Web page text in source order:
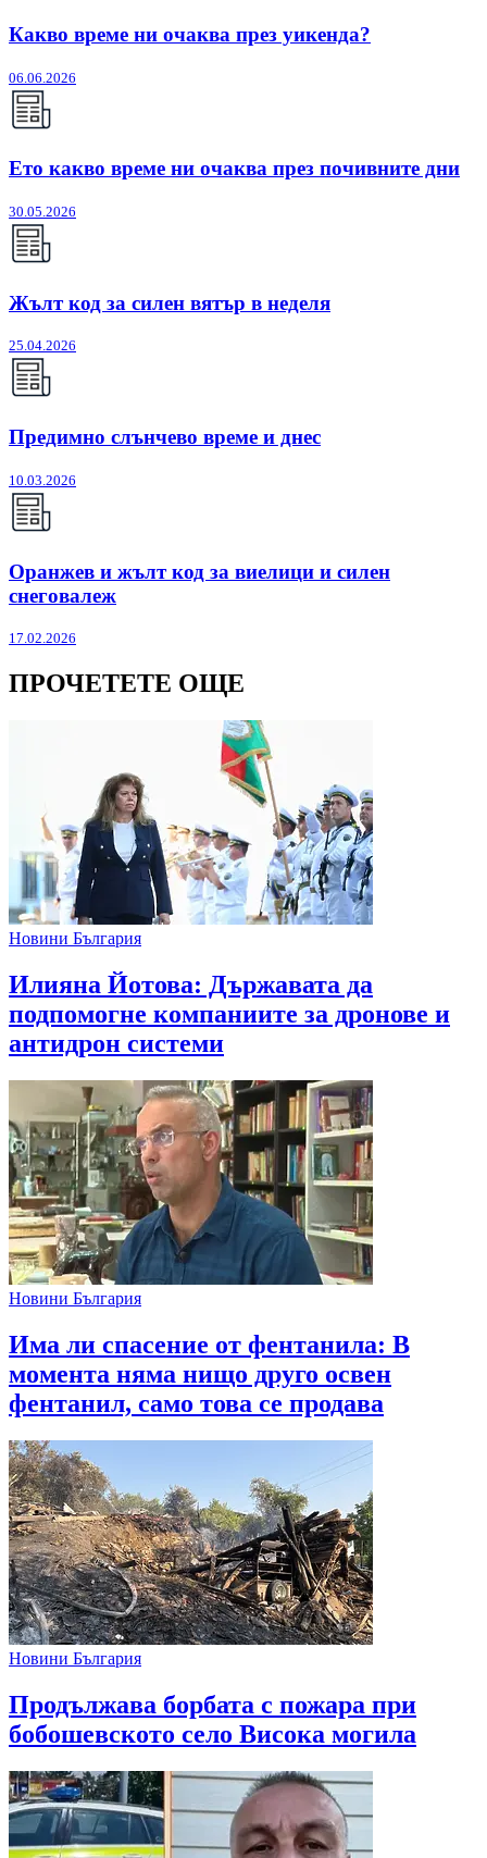
Какво време ни очаква през уикенда?
06.06.2026
Ето какво време ни очаква през почивните дни
30.05.2026
Жълт код за силен вятър в неделя
25.04.2026
Предимно слънчево време и днес
10.03.2026
Оранжев и жълт код за виелици и силен
снеговалеж
17.02.2026
ПРОЧЕТЕТЕ ОЩЕ
Новини България
Илияна Йотова: Държавата да
подпомогне компаниите за дронове и
антидрон системи
Новини България
Има ли спасение от фентанила: В
момента няма нищо друго освен
фентанил, само това се продава
Новини България
Продължава борбата с пожара при
бобошевското село Висока могила